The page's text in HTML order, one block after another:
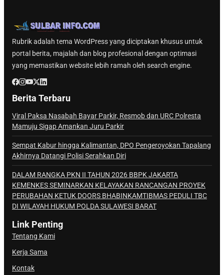
Rubrik adalah tema WordPress yang diciptakan khusus untuk
portal berita, majalah dan blog profesional dengan optimasi
yang memastikan website lebih ramah oleh search engine.
Berita Terbaru
Viral Paksa Nasabah Bayar Parkir, Resmob dan URC Polresta
Mamuju Sigap Amankan Juru Parkir
Sempat Kabur hingga Kalimantan, DPO Pengeroyokan Tapalang
Akhirnya Datangi Polisi Serahkan Diri
DALAM RANGKA PKN II TAHUN 2026 BBPK JAKARTA
KEMENKES SEMINARKAN KELAYAKAN RANCANGAN PROYEK
PERUBAHAN KETUK DOORS BHABINKAMTIBMAS PEDULI TBC
DI WILAYAH HUKUM POLDA SULAWESI BARAT
Link Penting
Tentang Kami
Kerja Sama
Kontak